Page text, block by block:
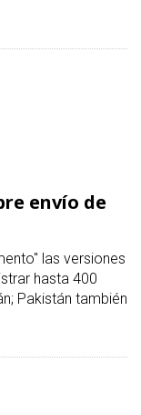
envío de
las versiones
hasta 400
Pakistán también